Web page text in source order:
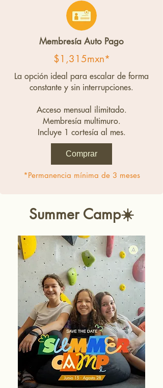
Membresía Auto Pago
$1,315mxn*
La opción ideal para escalar de forma
constante y sin interrupciones.
Acceso mensual ilimitado.
Membresía multimuro.
Incluye 1 cortesía al mes.
Comprar
*Permanencia mínima de 3 meses
Summer Camp☀️